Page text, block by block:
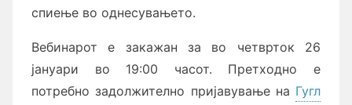
спиење во однесувањето.
Вебинарот е закажан за во четврток 26
јануари во 19:00 часот. Претходно е
потребно задолжително пријавување на Гугл